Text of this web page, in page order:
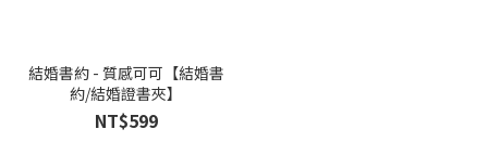
結婚書約 - 質感可可【結婚書
約/結婚證書夾】
NT$599